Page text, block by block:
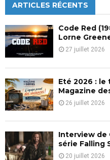
h
f
o
r
:
ARTICLES RÉCENTS
Code Red
Lorne
27 juillet 2026
Eté 2026 : le
Magazine
26 juillet 2026
Interview de
série Falling
20 juillet 2026